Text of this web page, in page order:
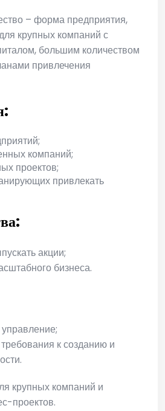
– форма предприятия,
крупных компаний с
большим количеством
привлечения
компаний;
проектов;
привлекать
акции;
бизнеса.
к созданию и
крупных компаний и
проектов.